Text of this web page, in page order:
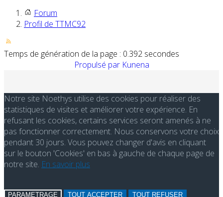
Forum
Profil de TTMC92
Temps de génération de la page : 0.392 secondes
Propulsé par Kunena
Notre site Noethys utilise des cookies pour réaliser des
statistiques de visites et améliorer votre expérience. En
refusant les cookies, certains services seront amenés à ne
pas fonctionner correctement. Nous conservons votre choix
pendant 30 jours. Vous pouvez changer d'avis en cliquant
sur le bouton 'Cookies' en bas à gauche de chaque page de
notre site. En savoir plus
PARAMETRAGE TOUT ACCEPTER TOUT REFUSER